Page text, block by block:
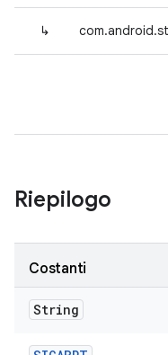
↳
Riepilogo
Costanti
String